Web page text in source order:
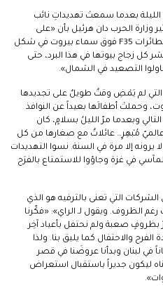
الليلة بعدما سمعتْ تهديداتِ نائب
وزارة الحرب دان هرئيل بأن «على
الطائرات الحربية الإسرائيلية التحليق بطائرات F35 فوق سماء بيروت في شكل
زجاج بيوتها في هذا البرد، حتى
التصعيد في الشمال».
التي لم يَمْضِ وقتٌ طويلٌ على تجديدها
وحملتْ أطفالَها بعيداً عن النوافذ
وبعدما مرّ الليلُ بسلامٍ، كان
مُبْهِرٍ… عائلاتٌ مع صغارها من كل
يرونه إلا مرة في السنة. نسوا التهديدات
في غزة وجاؤوا للاستمتاع بالفرَح
التي تعنى بالترفيه هو الذي
الظروف. ويقول لـ الراي»: «فكّرنا
منذ 4 سنوات نمرّ بظروفٍ صعبة ولم نحتفل بأعياد آخِر
الفرح والاحتفال كما يليق بنا. ولذا
في لبنان وبدأنا عروضَنا في قصر
ليكون جديراً باستقبال استعراض